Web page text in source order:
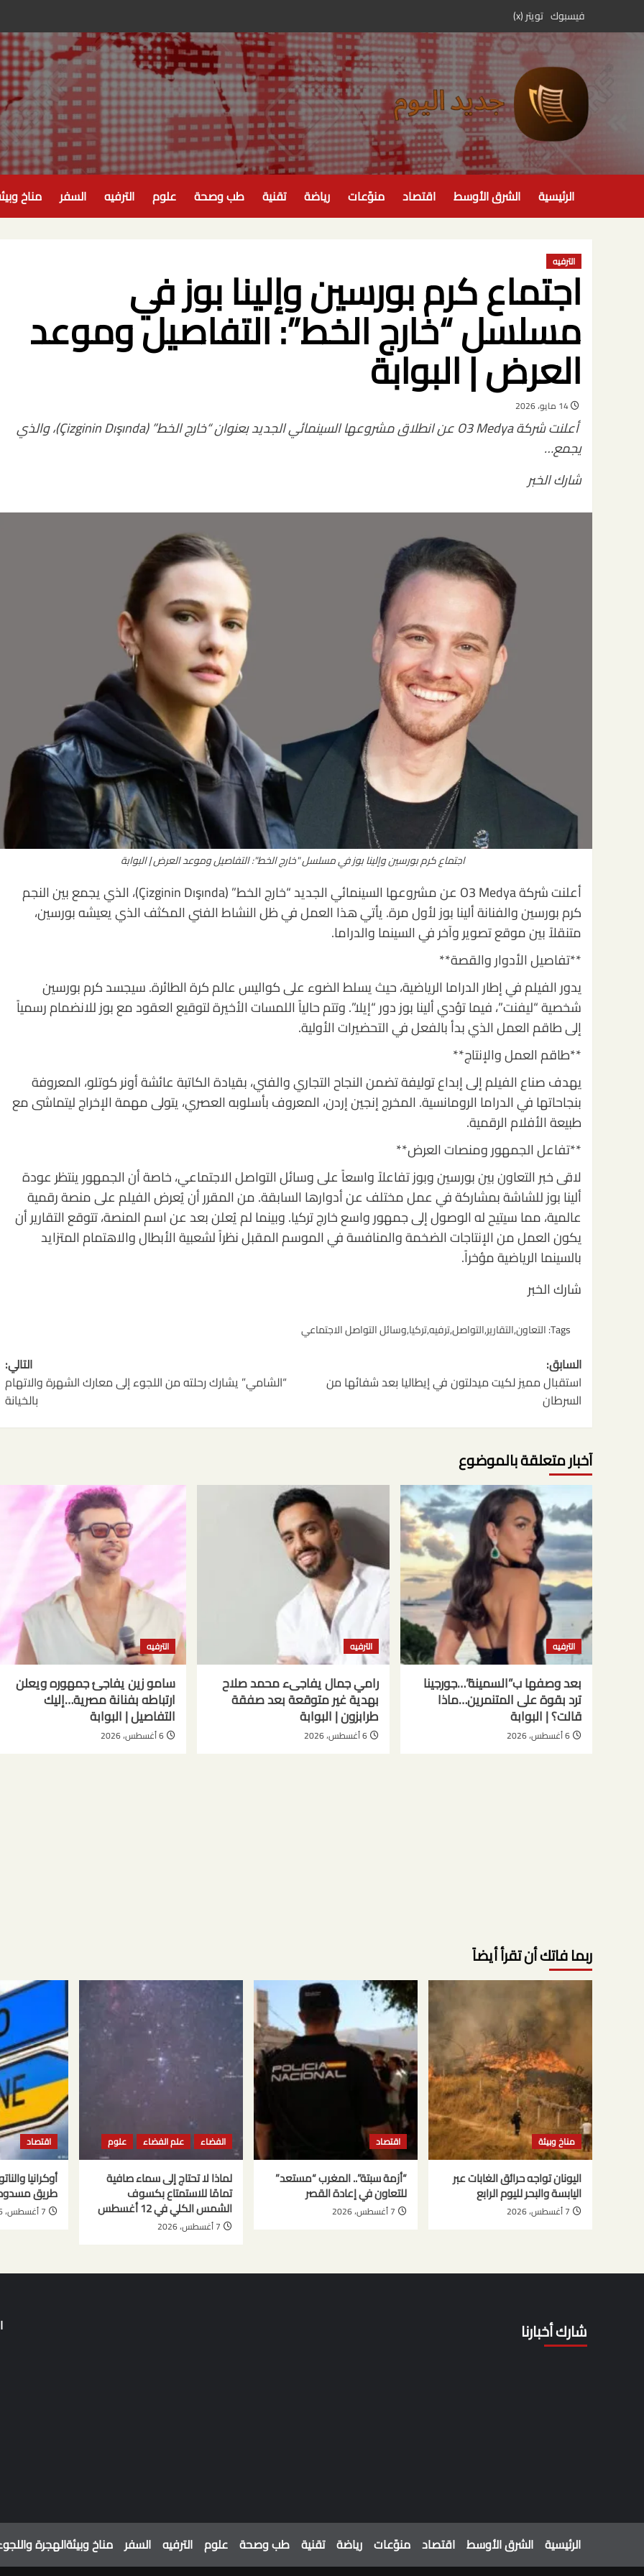
فيسبوك تويتر (x)
الرئيسية الشرق الأوسط اقتصاد منوّعات رياضة تقنية طب وصحة علوم الترفيه السفر مناخ
الترفيه
اجتماع كرم بورسين وإلينا بوز في
مسلسل “خارج الخط”: التفاصيل وموعد
العرض | البوابة
14 مايو، 2026
أعلنت شركة O3 Medya عن انطلاق مشروعها السينمائي الجديد بعنوان “خارج الخط” (Çizginin Dışında)، والذي
يجمع…
شارك الخبر
اجتماع كرم بورسين وإلينا بوز في مسلسل "خارج الخط": التفاصيل وموعد العرض | البوابة
أعلنت شركة O3 Medya عن مشروعها السينمائي الجديد “خارج الخط” (Çizginin Dışında)، الذي يجمع بين النجم
كرم بورسين والفنانة ألينا بوز لأول مرة. يأتي هذا العمل في ظل النشاط الفني المكثف الذي يعيشه بورسين،
متنقلاً بين موقع تصوير وآخر في السينما والدراما.
**تفاصيل الأدوار والقصة**
يدور الفيلم في إطار الدراما الرياضية، حيث يسلط الضوء على كواليس عالم كرة الطائرة. سيجسد كرم بورسين
شخصية “ليفنت”، فيما تؤدي ألينا بوز دور “إيلا”. وتتم حالياً اللمسات الأخيرة لتوقيع العقود مع بوز للانضمام رسمياً
إلى طاقم العمل الذي بدأ بالفعل في التحضيرات الأولية.
**طاقم العمل والإنتاج**
يهدف صناع الفيلم إلى إبداع توليفة تضمن النجاح التجاري والفني، بقيادة الكاتبة عائشة أونر كوتلو، المعروفة
بنجاحاتها في الدراما الرومانسية. المخرج إنجين إردن، المعروف بأسلوبه العصري، يتولى مهمة الإخراج ليتماشى مع
طبيعة الأفلام الرقمية.
**تفاعل الجمهور ومنصات العرض**
لاقى خبر التعاون بين بورسين وبوز تفاعلاً واسعاً على وسائل التواصل الاجتماعي، خاصة أن الجمهور ينتظر عودة
ألينا بوز للشاشة بمشاركة في عمل مختلف عن أدوارها السابقة. من المقرر أن يُعرض الفيلم على منصة رقمية
عالمية، مما سيتيح له الوصول إلى جمهور واسع خارج تركيا. وبينما لم يُعلن بعد عن اسم المنصة، تتوقع التقارير أن
يكون العمل من الإنتاجات الضخمة والمنافسة في الموسم المقبل نظراً لشعبية الأبطال والاهتمام المتزايد
بالسينما الرياضية مؤخراً.
شارك الخبر
Tags: التعاون,التقارير,التواصل,ترفيه,تركيا,وسائل التواصل الاجتماعي
تصفّح
المقالات
السابق:
استقبال مميز لكيت ميدلتون في إيطاليا بعد شفائها من
السرطان
التالي:
“الشامي” يشارك رحلته من اللجوء إلى معارك الشهرة والاتهام
بالخيانة
آخبار متعلقة بالموضوع
الترفيه
بعد وصفها ب”السمينة”…جورجينا
ترد بقوة على المتنمرين…ماذا
قالت؟ | البوابة
6 أغسطس، 2026
الترفيه
رامي جمال يفاجىء محمد صلاح
بهدية غير متوقعة بعد صفقة
طرابزون | البوابة
6 أغسطس، 2026
الترفيه
سامو زين يفاجئ جمهوره ويعلن
ارتباطه بفنانة مصرية…إليك
التفاصيل | البوابة
6 أغسطس، 2026
ربما فاتك أن تقرأ أيضاً
مناخ وبيئة
اليونان تواجه حرائق الغابات عبر
اليابسة والبحر لليوم الرابع
7 أغسطس، 2026
اقتصاد
“أزمة سبتة”.. المغرب “مستعد”
للتعاون في إعادة القصر
7 أغسطس، 2026
الفضاء علم الفضاء علوم
لماذا لا تحتاج إلى سماء صافية
تمامًا للاستمتاع بكسوف
الشمس الكلي في 12 أغسطس
7 أغسطس، 2026
اقتصاد
أوكرانيا
طريق
7 أغسطس، 2026
شارك أخبارنا
الرئيسية الشرق الأوسط اقتصاد منوّعات رياضة تقنية طب وصحة علوم الترفيه السفر مناخ وبيئةالهجرة